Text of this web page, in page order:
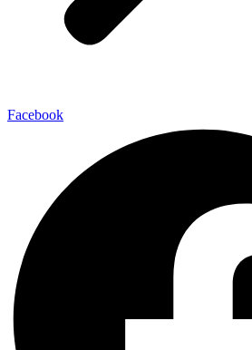
Facebook